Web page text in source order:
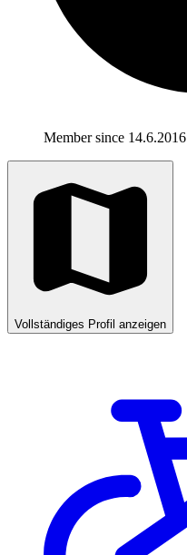
Member since 14.6.2016
Vollständiges Profil anzeigen